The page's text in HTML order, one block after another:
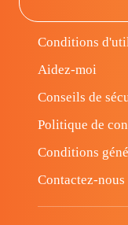
Conditions
Aidez-moi
Conseils de
Politique de
Conditions
Contactez-nous